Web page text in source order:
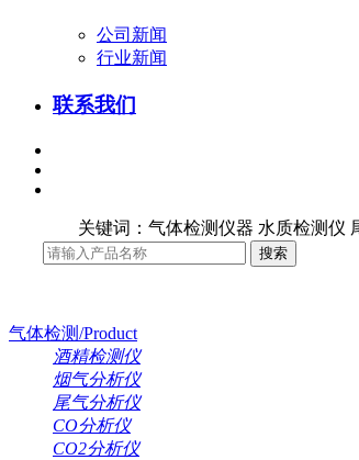
公司新闻
行业新闻
联系我们
关键词：气体检测仪器 水质检测仪 尾
气体检测/Product
酒精检测仪
烟气分析仪
尾气分析仪
CO分析仪
CO2分析仪